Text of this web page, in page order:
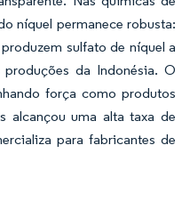
níquel permanece robusta:
sulfato de níquel a
da Indonésia. O
força como produtos
alcançou uma alta taxa de
para fabricantes de